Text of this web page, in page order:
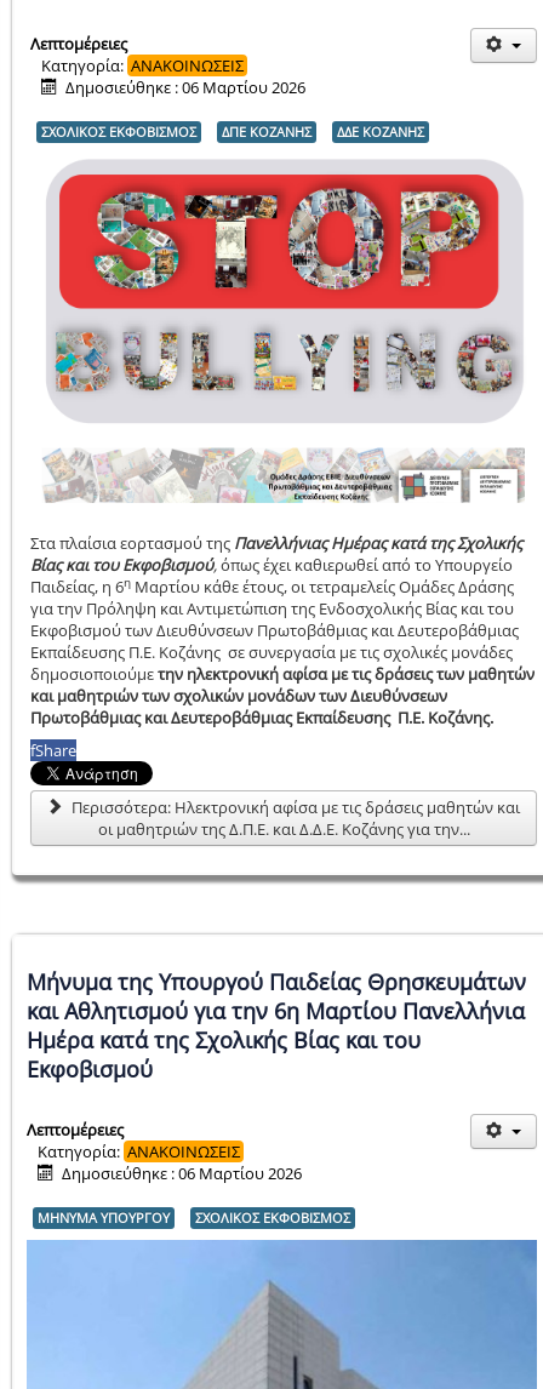
Λεπτομέρειες
Κατηγορία: ΑΝΑΚΟΙΝΩΣΕΙΣ
Δημοσιεύθηκε : 06 Μαρτίου 2026
ΣΧΟΛΙΚΟΣ ΕΚΦΟΒΙΣΜΟΣ ΔΠΕ ΚΟΖΑΝΗΣ ΔΔΕ ΚΟΖΑΝΗΣ
Στα πλαίσια εορτασμού της Πανελλήνιας Ημέρας κατά της Σχολικής
Βίας και του Εκφοβισμού,όπως έχει καθιερωθεί από το Υπουργείο
Παιδείας, η 6η Μαρτίου κάθε έτους, οι τετραμελείς Ομάδες Δράσης
για την Πρόληψη και Αντιμετώπιση της Ενδοσχολικής Βίας και του
Εκφοβισμού των Διευθύνσεων Πρωτοβάθμιας και Δευτεροβάθμιας
Εκπαίδευσης Π.Ε. Κοζάνης σε συνεργασία με τις σχολικές μονάδες
δημοσιοποιούμετην ηλεκτρονική αφίσα με τις δράσεις των μαθητών
και μαθητριών των σχολικών μονάδων των Διευθύνσεων
Πρωτοβάθμιας και Δευτεροβάθμιας Εκπαίδευσης Π.Ε. Κοζάνης.
fShare
Περισσότερα: Ηλεκτρονική αφίσα με τις δράσεις μαθητών και
οι μαθητριών της Δ.Π.Ε. και Δ.Δ.Ε. Κοζάνης για την...
Μήνυμα της Υπουργού Παιδείας Θρησκευμάτων
και Αθλητισμού για την 6η Μαρτίου Πανελλήνια
Ημέρα κατά της Σχολικής Βίας και του
Εκφοβισμού
Λεπτομέρειες
Κατηγορία: ΑΝΑΚΟΙΝΩΣΕΙΣ
Δημοσιεύθηκε : 06 Μαρτίου 2026
ΜΗΝΥΜΑ ΥΠΟΥΡΓΟΥ ΣΧΟΛΙΚΟΣ ΕΚΦΟΒΙΣΜΟΣ